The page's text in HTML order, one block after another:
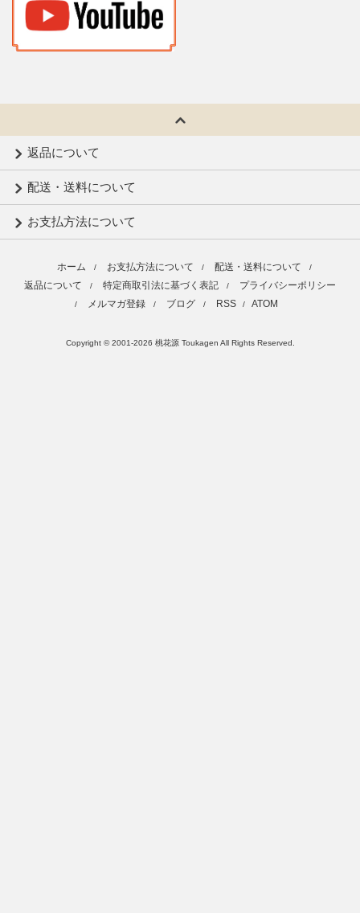
返品について
配送・送料について
お支払方法について
ホーム / お支払方法について / 配送・送料について /
返品について / 特定商取引法に基づく表記 / プライバシーポリシー
/ メルマガ登録 / ブログ / RSS / ATOM
Copyright © 2001-2026 桃花源 Toukagen All Rights Reserved.